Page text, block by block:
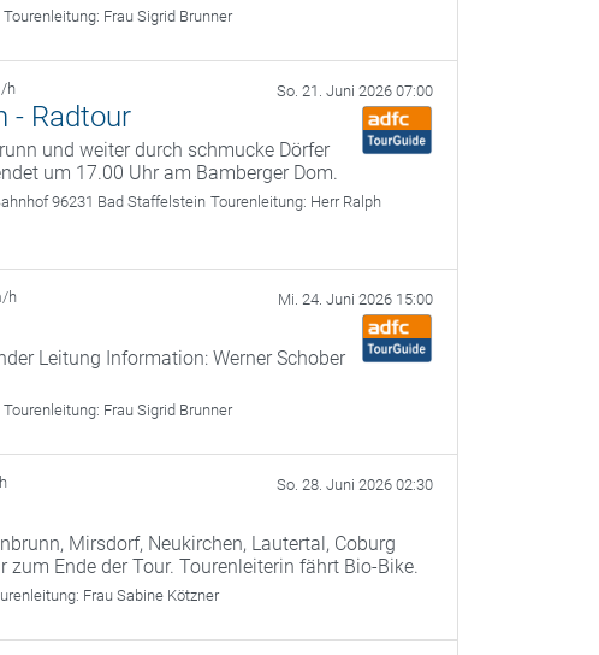
Tourenleitung: Frau Sigrid Brunner
h So. 21. Juni 2026 07:00
- Radtour
und weiter durch schmucke Dörfer
um 17.00 Uhr am Bamberger Dom.
96231 Bad Staffelstein Tourenleitung: Herr Ralph
h Mi. 24. Juni 2026 15:00
Leitung Information: Werner Schober
Tourenleitung: Frau Sigrid Brunner
So. 28. Juni 2026 02:30
Mirsdorf, Neukirchen, Lautertal, Coburg
zum Ende der Tour. Tourenleiterin fährt Bio-Bike.
Frau Sabine Kötzner